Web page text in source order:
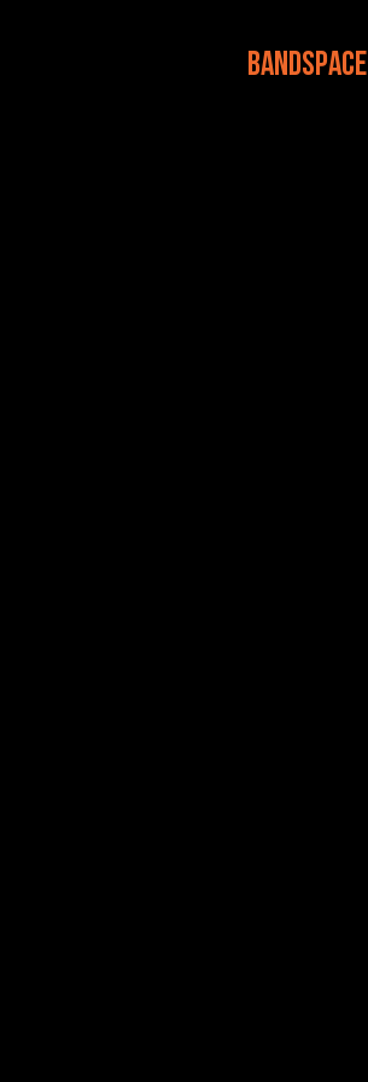
BANDSPACE